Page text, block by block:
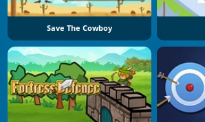
Save The Cowboy